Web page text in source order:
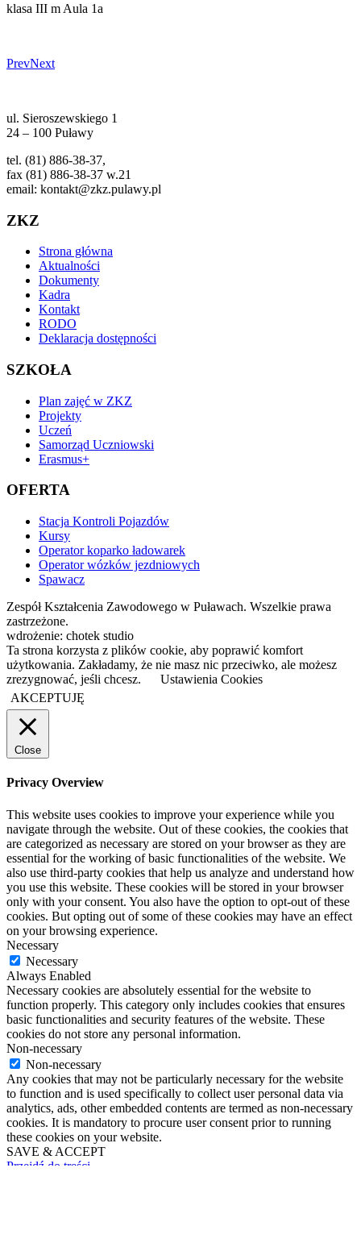
klasa III m Aula 1a
PrevNext
ul. Sieroszewskiego 1
24 – 100 Puławy
tel. (81) 886-38-37,
fax (81) 886-38-37 w.21
email: kontakt@zkz.pulawy.pl
ZKZ
Strona główna
Aktualności
Dokumenty
Kadra
Kontakt
RODO
Deklaracja dostępności
SZKOŁA
Plan zajęć w ZKZ
Projekty
Uczeń
Samorząd Uczniowski
Erasmus+
OFERTA
Stacja Kontroli Pojazdów
Kursy
Operator koparko ładowarek
Operator wózków jezdniowych
Spawacz
Zespół Kształcenia Zawodowego w Puławach. Wszelkie prawa
zastrzeżone.
wdrożenie: chotek studio
Ta strona korzysta z plików cookie, aby poprawić komfort
użytkowania. Zakładamy, że nie masz nic przeciwko, ale możesz
zrezygnować, jeśli chcesz.
Ustawienia Cookies
AKCEPTUJĘ
Close
Privacy Overview
This website uses cookies to improve your experience while you
navigate through the website. Out of these cookies, the cookies that
are categorized as necessary are stored on your browser as they are
essential for the working of basic functionalities of the website. We
also use third-party cookies that help us analyze and understand how
you use this website. These cookies will be stored in your browser
only with your consent. You also have the option to opt-out of these
cookies. But opting out of some of these cookies may have an effect
on your browsing experience.
Necessary
Necessary
Always Enabled
Necessary cookies are absolutely essential for the website to
function properly. This category only includes cookies that ensures
basic functionalities and security features of the website. These
cookies do not store any personal information.
Non-necessary
Non-necessary
Any cookies that may not be particularly necessary for the website
to function and is used specifically to collect user personal data via
analytics, ads, other embedded contents are termed as non-necessary
cookies. It is mandatory to procure user consent prior to running
these cookies on your website.
SAVE & ACCEPT
Przejdź do treści